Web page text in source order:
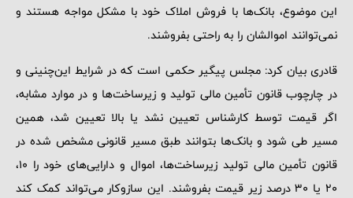
این موضوع، بانک‌ها با فروش املاک خود با مشکل مواجه هستند و
نمی‌توانند اموالشان را به راحتی بفروشند.
قادری بیان کرد: مجلس پیگیر حکمی است که در شرایط این‌چنینی و
در چارچوب قانون تأمین مالی تولید و زیرساخت‌ها و در موارد مشابه،
اگر قیمت توسط کارشناس تعیین نشد یا بالا تعیین شد، همین
مسیر طی شود و بانک‌ها بتوانند طبق مسیر قانونی مشخص شده در
قانون تأمین مالی تولید زیرساخت‌ها، اموال و دارایی‌های خود را 10،
20 یا 30 درصد زیر قیمت بفروشند. این سازوکار می‌تواند کمک کند